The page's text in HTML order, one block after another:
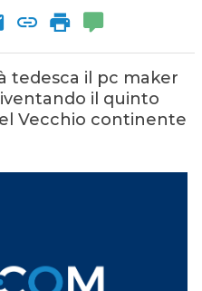
tedesca il pc maker
il quinto
Vecchio continente